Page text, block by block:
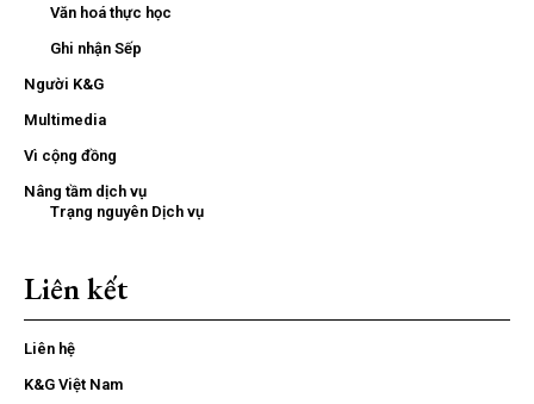
Văn hoá thực học
Ghi nhận Sếp
Người K&G
Multimedia
Vì cộng đồng
Nâng tầm dịch vụ
Trạng nguyên Dịch vụ
Liên kết
Liên hệ
K&G Việt Nam